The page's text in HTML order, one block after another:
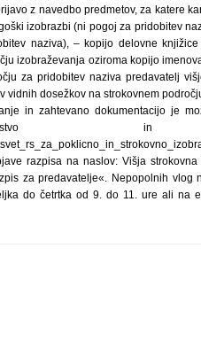
z navedbo predmetov, za katere
izobrazbi (ni pogoj za pridobitev
naziva), – kopijo delovne
izobraževanja oziroma kopijo
za pridobitev naziva predavatelj
dosežkov na strokovnem
in zahtevano dokumentacijo je
in
razpisa na naslov: Višja
za predavatelje«. Nepopolnih vlog
do četrtka od 9. do 11. ure ali na